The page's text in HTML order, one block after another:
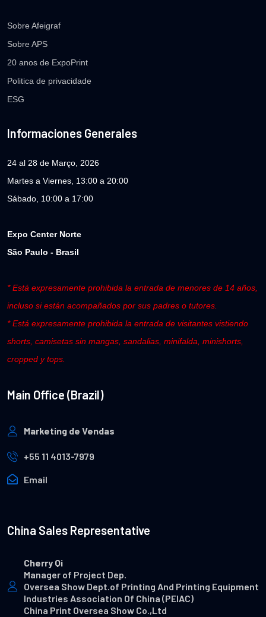
Sobre Afeigraf
Sobre APS
20 anos de ExpoPrint
Politica de privacidade
ESG
Informaciones Generales
24 al 28 de Março, 2026
Martes a Viernes, 13:00 a 20:00
Sábado, 10:00 a 17:00
Expo Center Norte
São Paulo - Brasil
* Está expresamente prohibida la entrada de menores de 14 años,
incluso si están acompañados por sus padres o tutores.
* Está expresamente prohibida la entrada de visitantes vistiendo
shorts, camisetas sin mangas, sandalias, minifalda, minishorts,
cropped y tops.
Main Office (Brazil)
Marketing de Vendas
+55 11 4013-7979
Email
China Sales Representative
Cherry Qi
Manager of Project Dep.
Oversea Show Dept.of Printing And Printing Equipment
Industries Association Of China (PEIAC)
China Print Oversea Show Co.,Ltd